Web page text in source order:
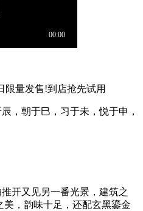
限量发售!到店抢先试用
，朝于巳，习于未，悦于申，
开又见另一番光景，建筑之
，韵味十足，还配玄黑鎏金